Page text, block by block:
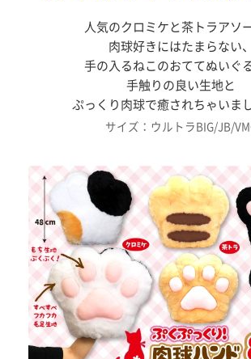
人気のクロミケと茶トラアソ
肉球好きにはたまらない、
手の入るねこのおててぬいぐ
手触りの良い生地と
ぷっくり肉球で癒されちゃいま
サイズ：ウルトラBIG/JB/